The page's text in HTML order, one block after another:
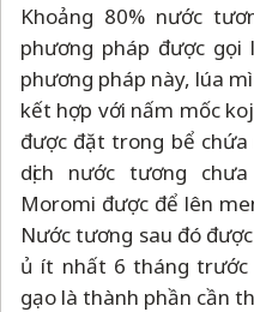
Khoảng 80% nước
phương pháp được gọi
phương pháp này, lúa
kết hợp với nấm mốc
được đặt trong bể
dịch nước tương
Moromi được để lên
Nước tương sau đó
ủ ít nhất 6 tháng trước
gạo là thành phần cần